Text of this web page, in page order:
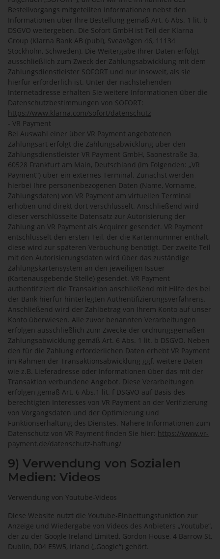
Bestellvorgangs mitgeteilten Informationen nebst den
Informationen über Ihre Bestellung gemäß Art. 6 Abs. 1 lit. b
DSGVO weitergeben. Die Sofort GmbH ist Teil der Klarna
Group (Klarna Bank AB (publ), Sveavägen 46, 11134
Stockholm, Schweden). Die Weitergabe Ihrer Daten erfolgt
ausschließlich zum Zweck der Zahlungsabwicklung mit dem
Zahlungsdienstleister SOFORT und nur insoweit, als sie
hierfür erforderlich ist. Unter der nachstehenden
Internetadresse erhalten Sie weitere Informationen über die
Datenschutzbestimmungen von SOFORT:
https://www.klarna.com/sofort/datenschutz
- VR Payment
Bei Auswahl einer über VR Payment angebotenen
Zahlungsart erfolgt die Zahlungsabwicklung über den
Zahlungsdienstleister VR Payment GmbH, Saonestraße 3a,
60528 Frankfurt am Main, Deutschland (im Folgenden: „VR
Payment“) über ein externes Terminal. Zunächst werden
hierbei Ihre personenbezogenen Daten (Name, Vorname,
Zahlungsdaten) von VR Payment am virtuellen Terminal
erhoben und direkt dort verschlüsselt. Anschließend wird
dieser verschlüsselte Datensatz zur Autorisierung der
Zahlung an VR Payment als Acquirer gesendet. VR Payment
entschlüsselt den ersten Teil, der die Kartennummer enthält,
diese wird zur späteren Verbuchung benötigt. Der zweite Teil
mit den Autorisierungsdaten wird über das zuständige
Zahlungskartensystem an den jeweiligen Issuer
(Kartenausgebende Stelle) gesendet. VR Payment
authentifiziert die Transaktion anschließend mit Hilfe des bei
der Bank hierfür hinterlegten Authentifizierungsverfahrens.
Anschließend wird der Zahlbetrag von Ihrem Konto auf unser
Konto überwiesen. Alle zuvor benannten Verarbeitungen
erfolgen ausschließlich zum Zwecke der ordnungsgemäßen
Zahlungsabwicklung gemäß Art. 6 Abs. 1 lit. b DSGVO. Neben
den für die Zahlung erforderlichen Daten erhebt VR Payment
im Rahmen der Transaktionsabwicklung ggf. weitere Daten
wie z.B. Lieferadresse oder Informationen über das mit der
Transaktion verbundene Angebot. Diese Verarbeitungen
erfolgen gemäß Art. 6 Abs.1 lit. f DSGVO auf Basis des
berechtigten Interesses von VR Payment an der Verifizierung
von Vorgangsdaten und der Optimierung und
Funktionserhaltung des Dienstes. Nähere Informationen zum
Datenschutz von VR Payment finden Sie hier: https://www.vr-
payment.de/datenschutz-haftung/
9) Verwendung von Sozialen
Medien: Videos
Verwendung von Youtube-Videos
Diese Website nutzt die Youtube-Einbettungsfunktion zur
Anzeige und Wiedergabe von Videos des Anbieters „Youtube“,
der zu der Google Ireland Limited, Gordon House, 4 Barrow St,
Dublin, D04 E5W5, Irland („Google“) gehört.